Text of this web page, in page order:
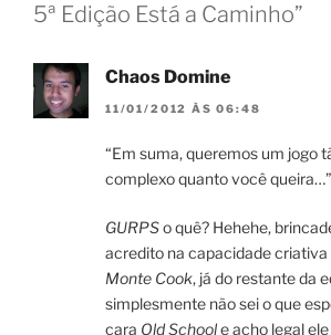
5ª Edição Está a Caminho”
Chaos Domine
11/01/2012 ÀS 06:48
“Em suma, queremos um jogo
complexo quanto você queira…”
GURPSo quê? Hehehe,
acredito na capacidade criativa
Monte Cook, já do restante da
simplesmente não sei o que
cara Old Schoole acho legal